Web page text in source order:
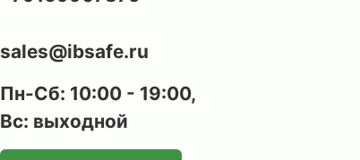
sales@ibsafe.ru
Пн-Сб: 10:00 - 19:00,
Вс: выходной